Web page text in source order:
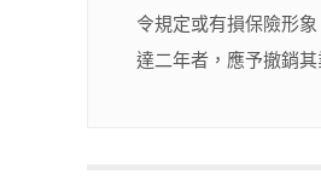
令規定或有損保險形
達二年者，應予撤銷其